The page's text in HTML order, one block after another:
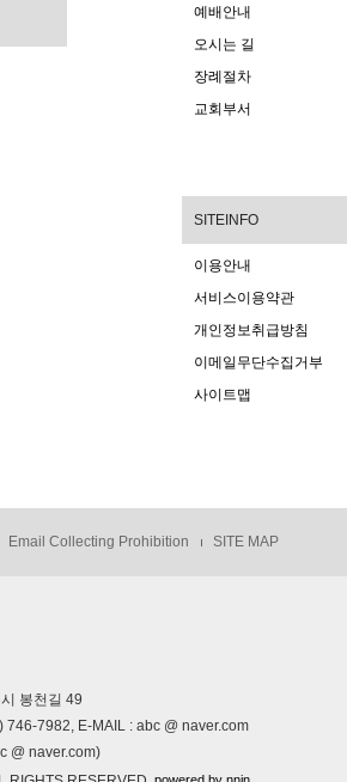
예배안내
오시는 길
장례절차
교회부서
SITEINFO
이용안내
서비스이용약관
개인정보취급방침
이메일무단수집거부
사이트맵
Email Collecting Prohibition SITE MAP
봉천길 49
746-7982, E-MAIL : abc @ naver.com
@ naver.com)